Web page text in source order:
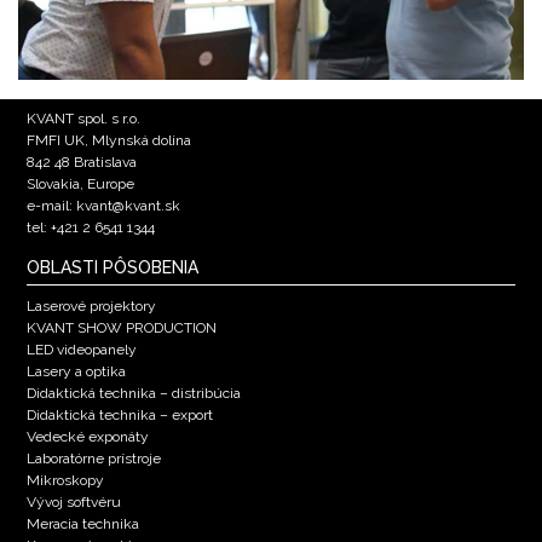
KVANT spol. s r.o.
FMFI UK, Mlynská dolina
842 48 Bratislava
Slovakia, Europe
e-mail: kvant@kvant.sk
tel: +421 2 6541 1344
OBLASTI PÔSOBENIA
Laserové projektory
KVANT SHOW PRODUCTION
LED videopanely
Lasery a optika
Didaktická technika – distribúcia
Didaktická technika – export
Vedecké exponáty
Laboratórne prístroje
Mikroskopy
Vývoj softvéru
Meracia technika